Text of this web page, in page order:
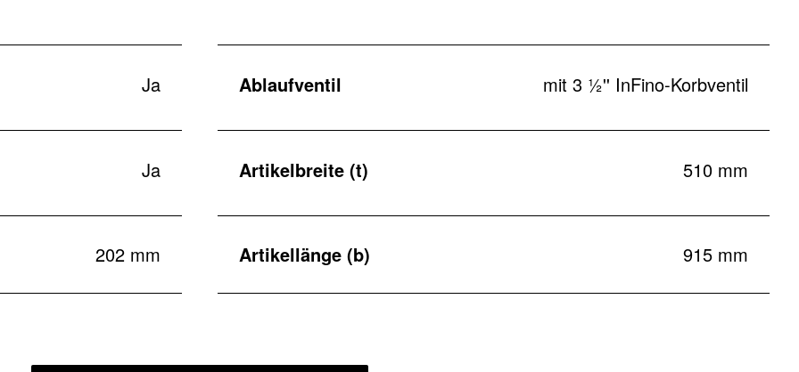
Ja Ablaufventil mit 3 ½'' InFino-Korbventil
Ja Artikelbreite (t) 510 mm
202 mm Artikellänge (b) 915 mm